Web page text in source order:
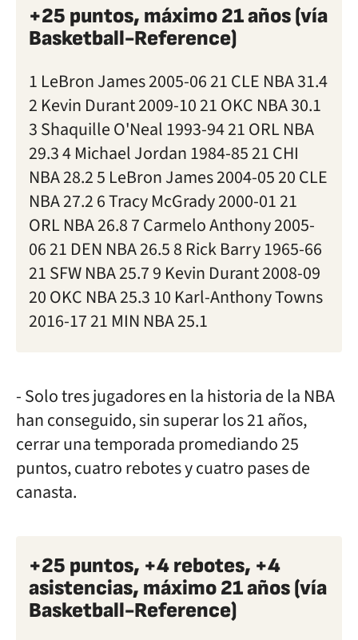
+25 puntos, máximo 21 años (vía
Basketball-Reference)
1 LeBron James 2005-06 21 CLE NBA 31.4
2 Kevin Durant 2009-10 21 OKC NBA 30.1
3 Shaquille O'Neal 1993-94 21 ORL NBA
29.3 4 Michael Jordan 1984-85 21 CHI
NBA 28.2 5 LeBron James 2004-05 20 CLE
NBA 27.2 6 Tracy McGrady 2000-01 21
ORL NBA 26.8 7 Carmelo Anthony 2005-
06 21 DEN NBA 26.5 8 Rick Barry 1965-66
21 SFW NBA 25.7 9 Kevin Durant 2008-09
20 OKC NBA 25.3 10 Karl-Anthony Towns
2016-17 21 MIN NBA 25.1
- Solo tres jugadores en la historia de la NBA
han conseguido, sin superar los 21 años,
cerrar una temporada promediando 25
puntos, cuatro rebotes y cuatro pases de
canasta.
+25 puntos, +4 rebotes, +4
asistencias, máximo 21 años (vía
Basketball-Reference)